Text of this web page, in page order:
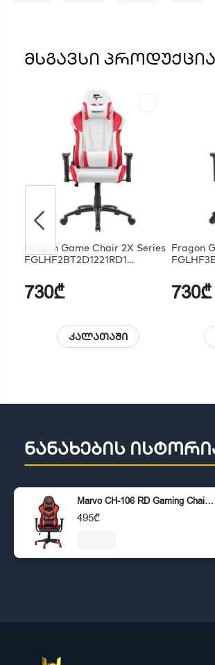
ᲛᲡᲒᲐᲕᲡᲘ ᲞᲠᲝᲓᲣᲥᲪᲘᲐ
Fragon Game Chair 2X Series
FGLHF2BT2D1221RD1
730₾
კალათაში
Fragon
730₾
ნანახების
Marvo CH-106 RD Gaming Chair Red
495₾